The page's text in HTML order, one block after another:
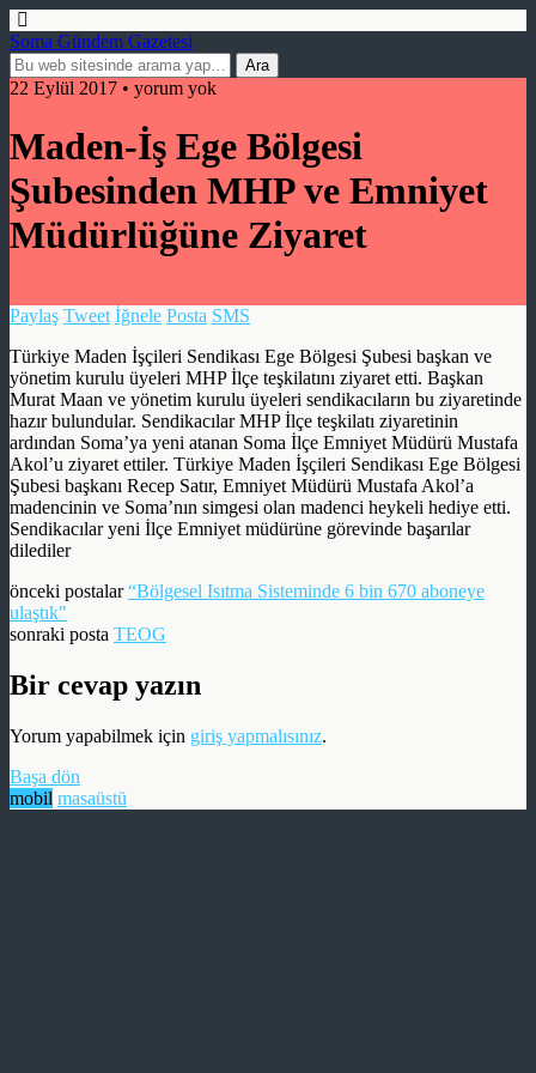
Soma Gündem Gazetesi
22 Eylül 2017 • yorum yok
Maden-İş Ege Bölgesi
Şubesinden MHP ve Emniyet
Müdürlüğüne Ziyaret
Paylaş Tweet İğnele Posta SMS
Türkiye Maden İşçileri Sendikası Ege Bölgesi Şubesi başkan ve
yönetim kurulu üyeleri MHP İlçe teşkilatını ziyaret etti. Başkan
Murat Maan ve yönetim kurulu üyeleri sendikacıların bu ziyaretinde
hazır bulundular. Sendikacılar MHP İlçe teşkilatı ziyaretinin
ardından Soma’ya yeni atanan Soma İlçe Emniyet Müdürü Mustafa
Akol’u ziyaret ettiler. Türkiye Maden İşçileri Sendikası Ege Bölgesi
Şubesi başkanı Recep Satır, Emniyet Müdürü Mustafa Akol’a
madencinin ve Soma’nın simgesi olan madenci heykeli hediye etti.
Sendikacılar yeni İlçe Emniyet müdürüne görevinde başarılar
dilediler
önceki postalar“Bölgesel Isıtma Sisteminde 6 bin 670 aboneye
ulaştık"
sonraki posta TEOG
Bir cevap yazın
Yorum yapabilmek için giriş yapmalısınız.
Başa dön
mobil masaüstü